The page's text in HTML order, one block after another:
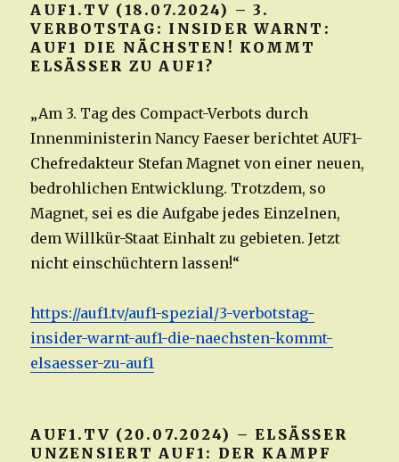
AUF1.TV (18.07.2024) – 3.
VERBOTSTAG: INSIDER WARNT:
AUF1 DIE NÄCHSTEN! KOMMT
ELSÄSSER ZU AUF1?
„Am 3. Tag des Compact-Verbots durch
Innenministerin Nancy Faeser berichtet AUF1-
Chefredakteur Stefan Magnet von einer neuen,
bedrohlichen Entwicklung. Trotzdem, so
Magnet, sei es die Aufgabe jedes Einzelnen,
dem Willkür-Staat Einhalt zu gebieten. Jetzt
nicht einschüchtern lassen!“
https://auf1.tv/auf1-spezial/3-verbotstag-
insider-warnt-auf1-die-naechsten-kommt-
elsaesser-zu-auf1
AUF1.TV (20.07.2024) – ELSÄSSER
UNZENSIERT AUF1: DER KAMPF